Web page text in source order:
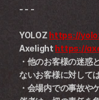
- - -
YOLOZ https://
Axelight https://
・他のお客様の迷惑
ないお客様に対して
・会場内での事故や